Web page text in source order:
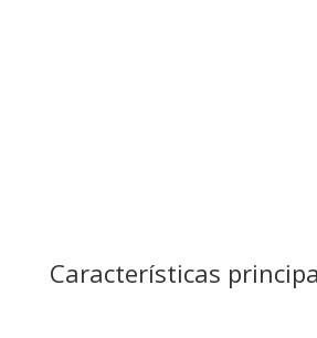
Características